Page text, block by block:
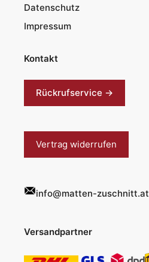
Datenschutz
Impressum
Kontakt
Rückrufservice →
Vertrag widerrufen
info@matten-zuschnitt.at
Versandpartner